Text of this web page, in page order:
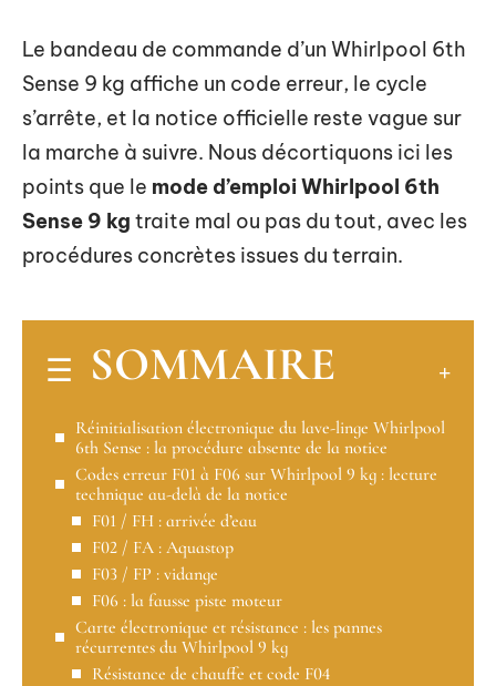
Le bandeau de commande d’un Whirlpool 6th
Sense 9 kg affiche un code erreur, le cycle
s’arrête, et la notice officielle reste vague sur
la marche à suivre. Nous décortiquons ici les
points que le mode d’emploi Whirlpool 6th
Sense 9 kg traite mal ou pas du tout, avec les
procédures concrètes issues du terrain.
SOMMAIRE
Réinitialisation électronique du lave-linge Whirlpool
6th Sense : la procédure absente de la notice
Codes erreur F01 à F06 sur Whirlpool 9 kg : lecture
technique au-delà de la notice
F01 / FH : arrivée d’eau
F02 / FA : Aquastop
F03 / FP : vidange
F06 : la fausse piste moteur
Carte électronique et résistance : les pannes
récurrentes du Whirlpool 9 kg
Résistance de chauffe et code F04